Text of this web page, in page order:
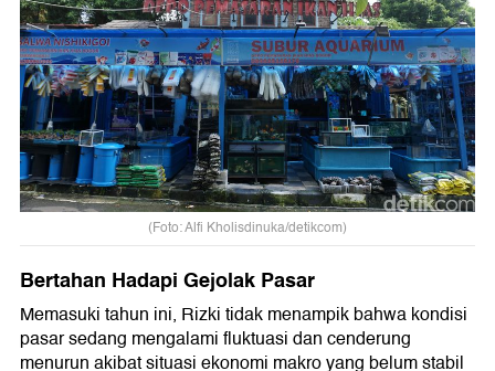
(Foto: Alfi Kholisdinuka/detikcom)
Bertahan Hadapi Gejolak Pasar
Memasuki tahun ini, Rizki tidak menampik bahwa kondisi
pasar sedang mengalami fluktuasi dan cenderung
menurun akibat situasi ekonomi makro yang belum stabil